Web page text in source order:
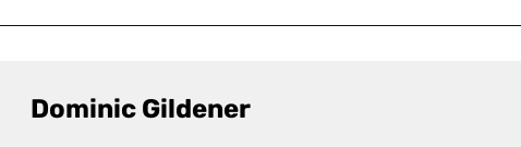
Dominic Gildener